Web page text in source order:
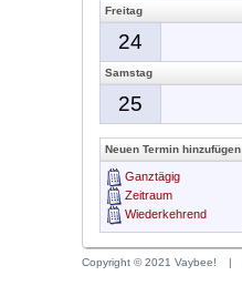
Freitag
24
Samstag
25
Neuen Termin hinzufügen
Ganztägig
Zeitraum
Wiederkehrend
Copyright © 2021 Vaybee! |